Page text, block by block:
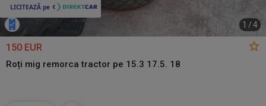
1 /4
150 EUR
Roți mig remorca tractor pe 15.3 17.5. 18